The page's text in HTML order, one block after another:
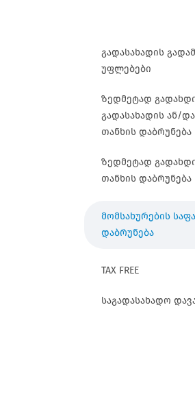
გადასახადის
უფლებები
ზედმეტად
გადასახადის ან/
თანხის დაბრუნება
ზედმეტად
თანხის დაბრუნება
მომსახურების
დაბრუნება
TAX FREE
საგადასახადო